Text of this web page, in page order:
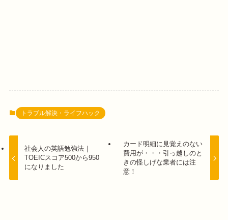
トラブル解決・ライフハック
社会人の英語勉強法｜
TOEICスコア500から950
になりました
カード明細に見覚えのない
費用が・・・引っ越しのと
きの怪しげな業者には注
意！